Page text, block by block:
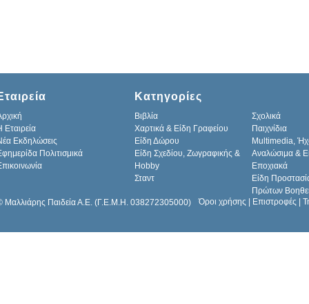
Εταιρεία
Εκδηλώσεις
Πολιτισμικά
Κατηγορίες
Βιβλία
Σχολικά
Χαρτικά & Είδη Γραφείου
Παιχνίδια
Είδη Δώρου
Multimedia,
Είδη Σχεδίου, Ζωγραφικής &
Hobby
Αναλώσιμα &
Εποχιακά
Σταντ
Είδη
Πρώτων
Μαλλιάρης Παιδεία Α.Ε. (Γ.Ε.Μ.Η. 038272305000)
Όροι χρήσης Επιστροφές